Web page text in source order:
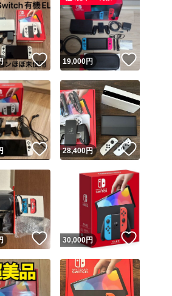
いいね！
19,000円
いいね！
28,400円 いいね！
いいね！
30,000円